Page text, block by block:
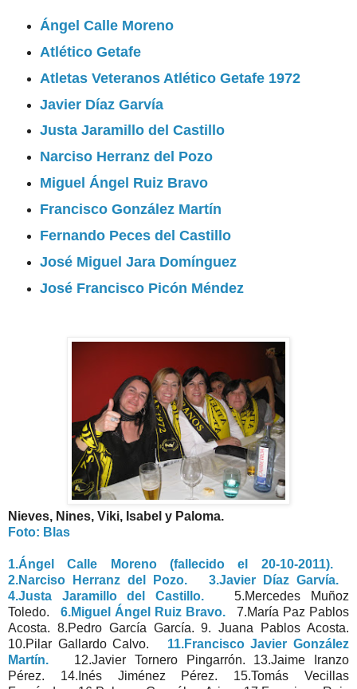
Ángel Calle Moreno
Atlético Getafe
Atletas Veteranos Atlético Getafe 1972
Javier Díaz Garvía
Justa Jaramillo del Castillo
Narciso Herranz del Pozo
Miguel Ángel Ruiz Bravo
Francisco González Martín
Fernando Peces del Castillo
José Miguel Jara Domínguez
José Francisco Picón Méndez
Nieves, Nines, Viki, Isabel y Paloma.
Foto: Blas
1.Ángel Calle Moreno (fallecido el 20-10-2011).
2.Narciso Herranz del Pozo.
3.Javier Díaz Garvía.
4.Justa Jaramillo del Castillo. 5.Mercedes Muñoz
Toledo.6.Miguel Ángel Ruiz Bravo.7.María Paz Pablos
Acosta. 8.Pedro García García. 9. Juana Pablos Acosta.
10.Pilar Gallardo Calvo. 11.Francisco Javier González
Martín. 12.Javier Tornero Pingarrón. 13.Jaime Iranzo
Pérez. 14.Inés Jiménez Pérez. 15.Tomás Vecillas